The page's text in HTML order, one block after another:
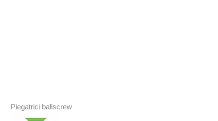
Piegatrici ballscrew